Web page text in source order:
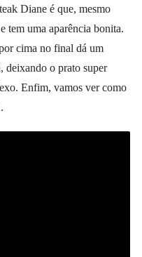
Diane é que, mesmo
tem uma aparência bonita.
cima no final dá um
deixando o prato super
Enfim, vamos ver como